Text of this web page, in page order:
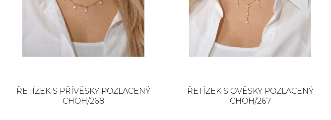
ŘETÍZEK S PŘÍVĚSKY POZLACENÝ
CHOH/268
ŘETÍZEK S OVĚSKY POZLACENÝ
CHOH/267